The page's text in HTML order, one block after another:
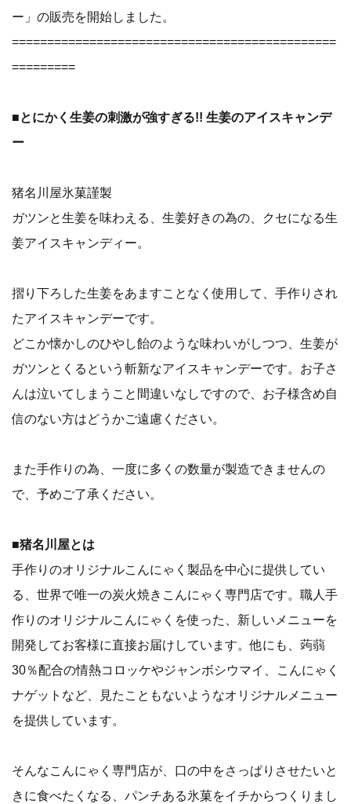
ー」の販売を開始しました。
==============================================
=========
■とにかく生姜の刺激が強すぎる!! 生姜のアイスキャンデ
ー
猪名川屋氷菓謹製
ガツンと生姜を味わえる、生姜好きの為の、クセになる生
姜アイスキャンディー。
摺り下ろした生姜をあますことなく使用して、手作りされ
たアイスキャンデーです。
どこか懐かしのひやし飴のような味わいがしつつ、生姜が
ガツンとくるという斬新なアイスキャンデーです。お子さ
んは泣いてしまうこと間違いなしですので、お子様含め自
信のない方はどうかご遠慮ください。
また手作りの為、一度に多くの数量が製造できませんの
で、予めご了承ください。
■猪名川屋とは
手作りのオリジナルこんにゃく製品を中心に提供してい
る、世界で唯一の炭火焼きこんにゃく専門店です。職人手
作りのオリジナルこんにゃくを使った、新しいメニューを
開発してお客様に直接お届けしています。他にも、蒟蒻
30％配合の情熱コロッケやジャンボシウマイ、こんにゃく
ナゲットなど、見たこともないようなオリジナルメニュー
を提供しています。
そんなこんにゃく専門店が、口の中をさっぱりさせたいと
きに食べたくなる、パンチある氷菓をイチからつくりまし